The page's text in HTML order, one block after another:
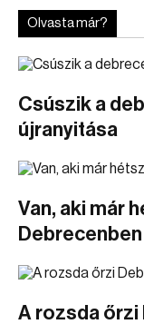
Olvasta már?
Csúszik a
újranyitása
Van, aki már
Debrecenben
A rozsda őrzi